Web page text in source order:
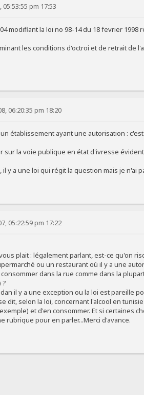
05:53:55 pm 17:53
modifiant la loi no 98-14 du 18 fevrier
les conditions d'octroi et de retrait de
06:20:35 pm 18:20
établissement ayant une autorisation :
sur la voie publique en état d'ivresse
il y a une loi qui régit la question mais je n'ai
05:22:59 pm 17:22
plait : légalement parlant, est-ce qu'on
ou un restaurant où il y a une
dans la rue comme dans la
?
il y a une exception ou la loi est pareille
dit, selon la loi, concernant l'alcool en
et d'en consommer. Et si certaines
rubrique pour en parler...Merci d'avance.